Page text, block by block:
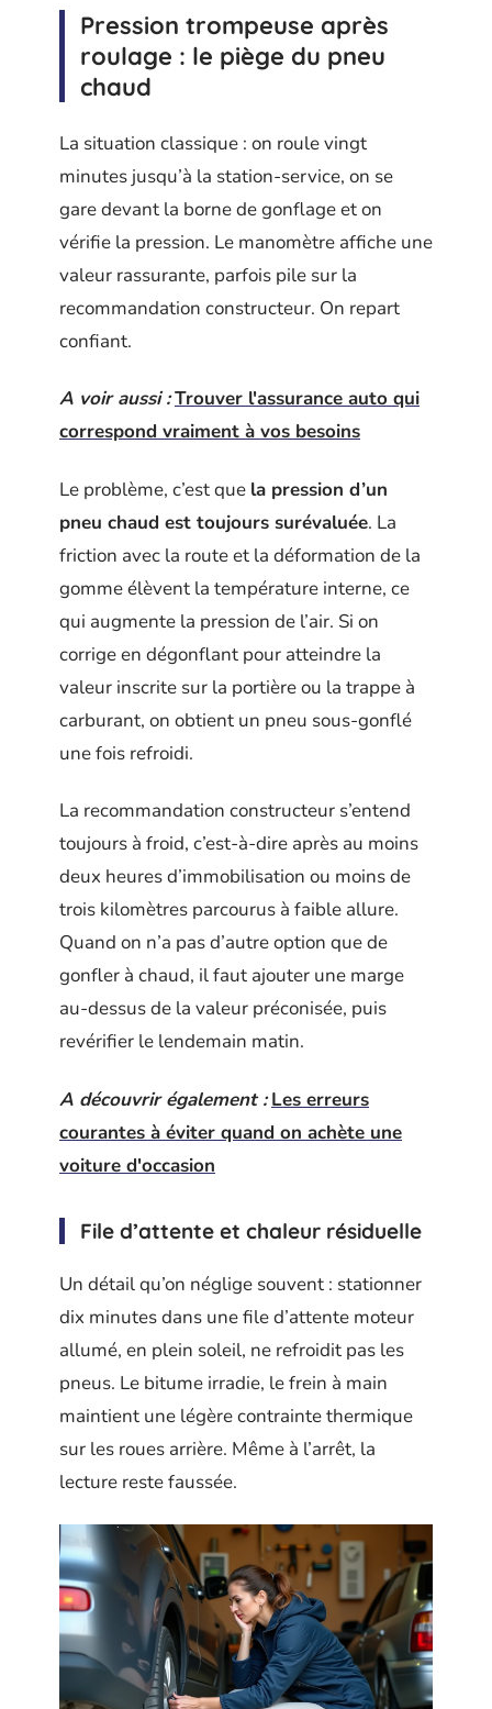
Pression trompeuse après
roulage : le piège du pneu
chaud
La situation classique : on roule vingt
minutes jusqu’à la station-service, on se
gare devant la borne de gonflage et on
vérifie la pression. Le manomètre affiche une
valeur rassurante, parfois pile sur la
recommandation constructeur. On repart
confiant.
A voir aussi :Trouver l'assurance auto qui
correspond vraiment à vos besoins
Le problème, c’est que la pression d’un
pneu chaud est toujours surévaluée. La
friction avec la route et la déformation de la
gomme élèvent la température interne, ce
qui augmente la pression de l’air. Si on
corrige en dégonflant pour atteindre la
valeur inscrite sur la portière ou la trappe à
carburant, on obtient un pneu sous-gonflé
une fois refroidi.
La recommandation constructeur s’entend
toujours à froid, c’est-à-dire après au moins
deux heures d’immobilisation ou moins de
trois kilomètres parcourus à faible allure.
Quand on n’a pas d’autre option que de
gonfler à chaud, il faut ajouter une marge
au-dessus de la valeur préconisée, puis
revérifier le lendemain matin.
A découvrir également : Les erreurs
courantes à éviter quand on achète une
voiture d'occasion
File d’attente et chaleur résiduelle
Un détail qu’on néglige souvent : stationner
dix minutes dans une file d’attente moteur
allumé, en plein soleil, ne refroidit pas les
pneus. Le bitume irradie, le frein à main
maintient une légère contrainte thermique
sur les roues arrière. Même à l’arrêt, la
lecture reste faussée.